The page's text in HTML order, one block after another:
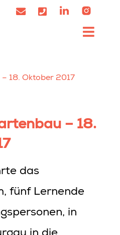
18. Oktober 2017
– 18.
das
fünf Lernende
in